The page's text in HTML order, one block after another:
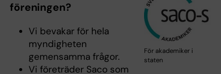
För akademiker i
staten
föreningen?
Vi bevakar för hela
myndigheten
gemensamma frågor.
Vi företräder Saco som